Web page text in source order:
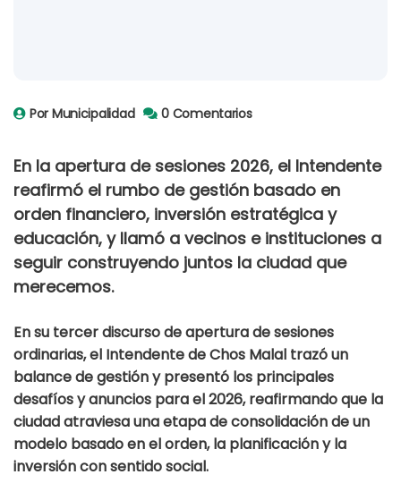
Por Municipalidad 0 Comentarios
En la apertura de sesiones 2026, el Intendente
reafirmó el rumbo de gestión basado en
orden financiero, inversión estratégica y
educación, y llamó a vecinos e instituciones a
seguir construyendo juntos la ciudad que
merecemos.
En su tercer discurso de apertura de sesiones
ordinarias, el Intendente de Chos Malal trazó un
balance de gestión y presentó los principales
desafíos y anuncios para el 2026, reafirmando que la
ciudad atraviesa una etapa de consolidación de un
modelo basado en el orden, la planificación y la
inversión con sentido social.